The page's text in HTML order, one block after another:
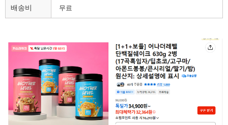
배송비 무료